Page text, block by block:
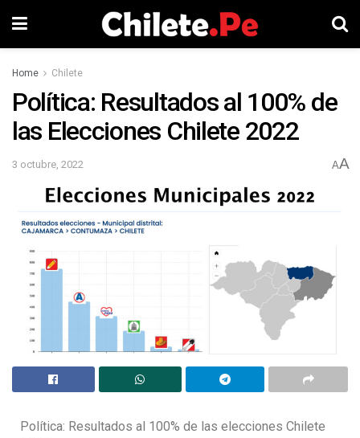
Home Chilete
Política: Resultados al 100% de
las Elecciones Chilete 2022
3 octubre, 2022 AA
Política: Resultados al 100% de las elecciones Chilete